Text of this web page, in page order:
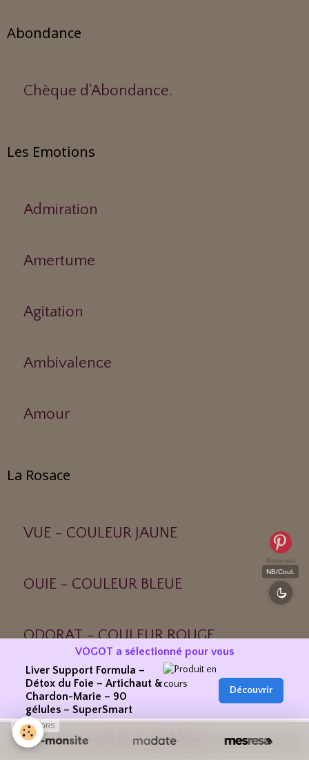
Abondance
Chèque d'Abondance.
Les Emotions
Admiration
Amertume
Agitation
Ambivalence
Amour
La Rosace
VUE - COULEUR JAUNE
OUIE - COULEUR BLEUE
ODORAT - COULEUR ROUGE
TOUCHER - COULEUR VERTE
GOUT - COULEUR ORANGE
Pinterest
NB/Coul.
VOGOT a sélectionné pour vous
Liver Support Formula –
Détox du Foie – Artichaut &
Chardon-Marie – 90
gélules – SuperSmart
Découvrir
SPONSORS